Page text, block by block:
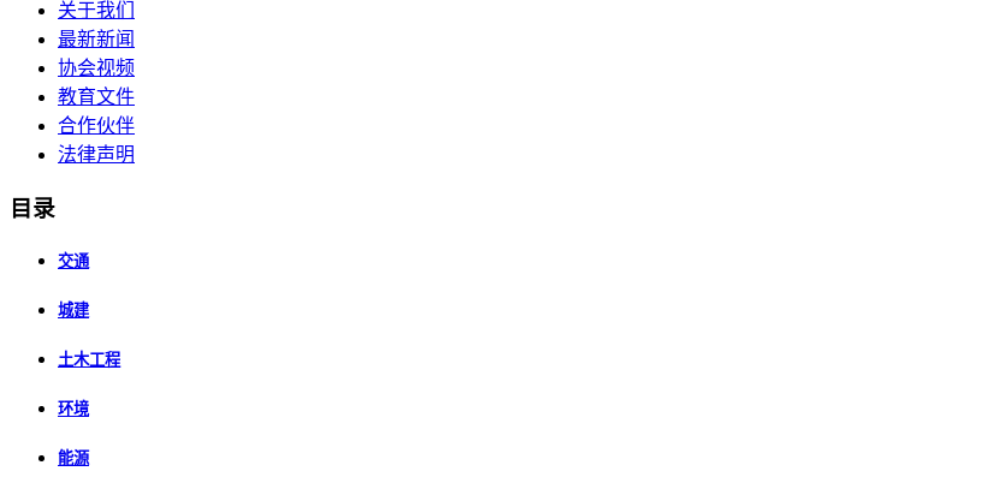
关于我们
最新新闻
协会视频
教育文件
合作伙伴
法律声明
目录
交通
城建
土木工程
环境
能源